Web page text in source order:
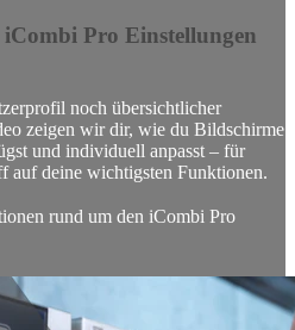
Pro Einstellungen
noch übersichtlicher
zeigen wir dir, wie du Bildschirme
und individuell anpasst – für
auf deine wichtigsten Funktionen.
rund um den iCombi Pro